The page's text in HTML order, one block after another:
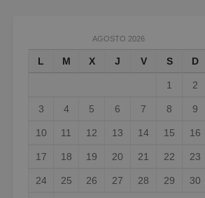
AGOSTO 2026
L M X J V S D
1 2
3 4 5 6 7 8 9
10 11 12 13 14 15 16
17 18 19 20 21 22 23
24 25 26 27 28 29 30